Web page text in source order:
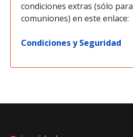
condiciones extras (sólo para
comuniones) en este enlace:
Condiciones y Seguridad